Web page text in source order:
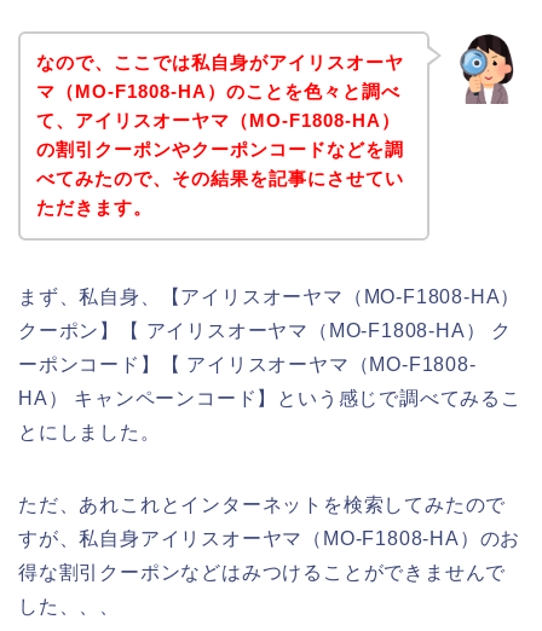
なので、ここでは私自身がアイリスオーヤ
マ（MO-F1808-HA）のことを色々と調べ
て、アイリスオーヤマ（MO-F1808-HA）
の割引クーポンやクーポンコードなどを調
べてみたので、その結果を記事にさせてい
ただきます。
まず、私自身、【アイリスオーヤマ（MO-F1808-HA）
クーポン】【 アイリスオーヤマ（MO-F1808-HA） ク
ーポンコード】【 アイリスオーヤマ（MO-F1808-
HA） キャンペーンコード】という感じで調べてみるこ
とにしました。
ただ、あれこれとインターネットを検索してみたので
すが、私自身アイリスオーヤマ（MO-F1808-HA）のお
得な割引クーポンなどはみつけることができませんで
した、、、